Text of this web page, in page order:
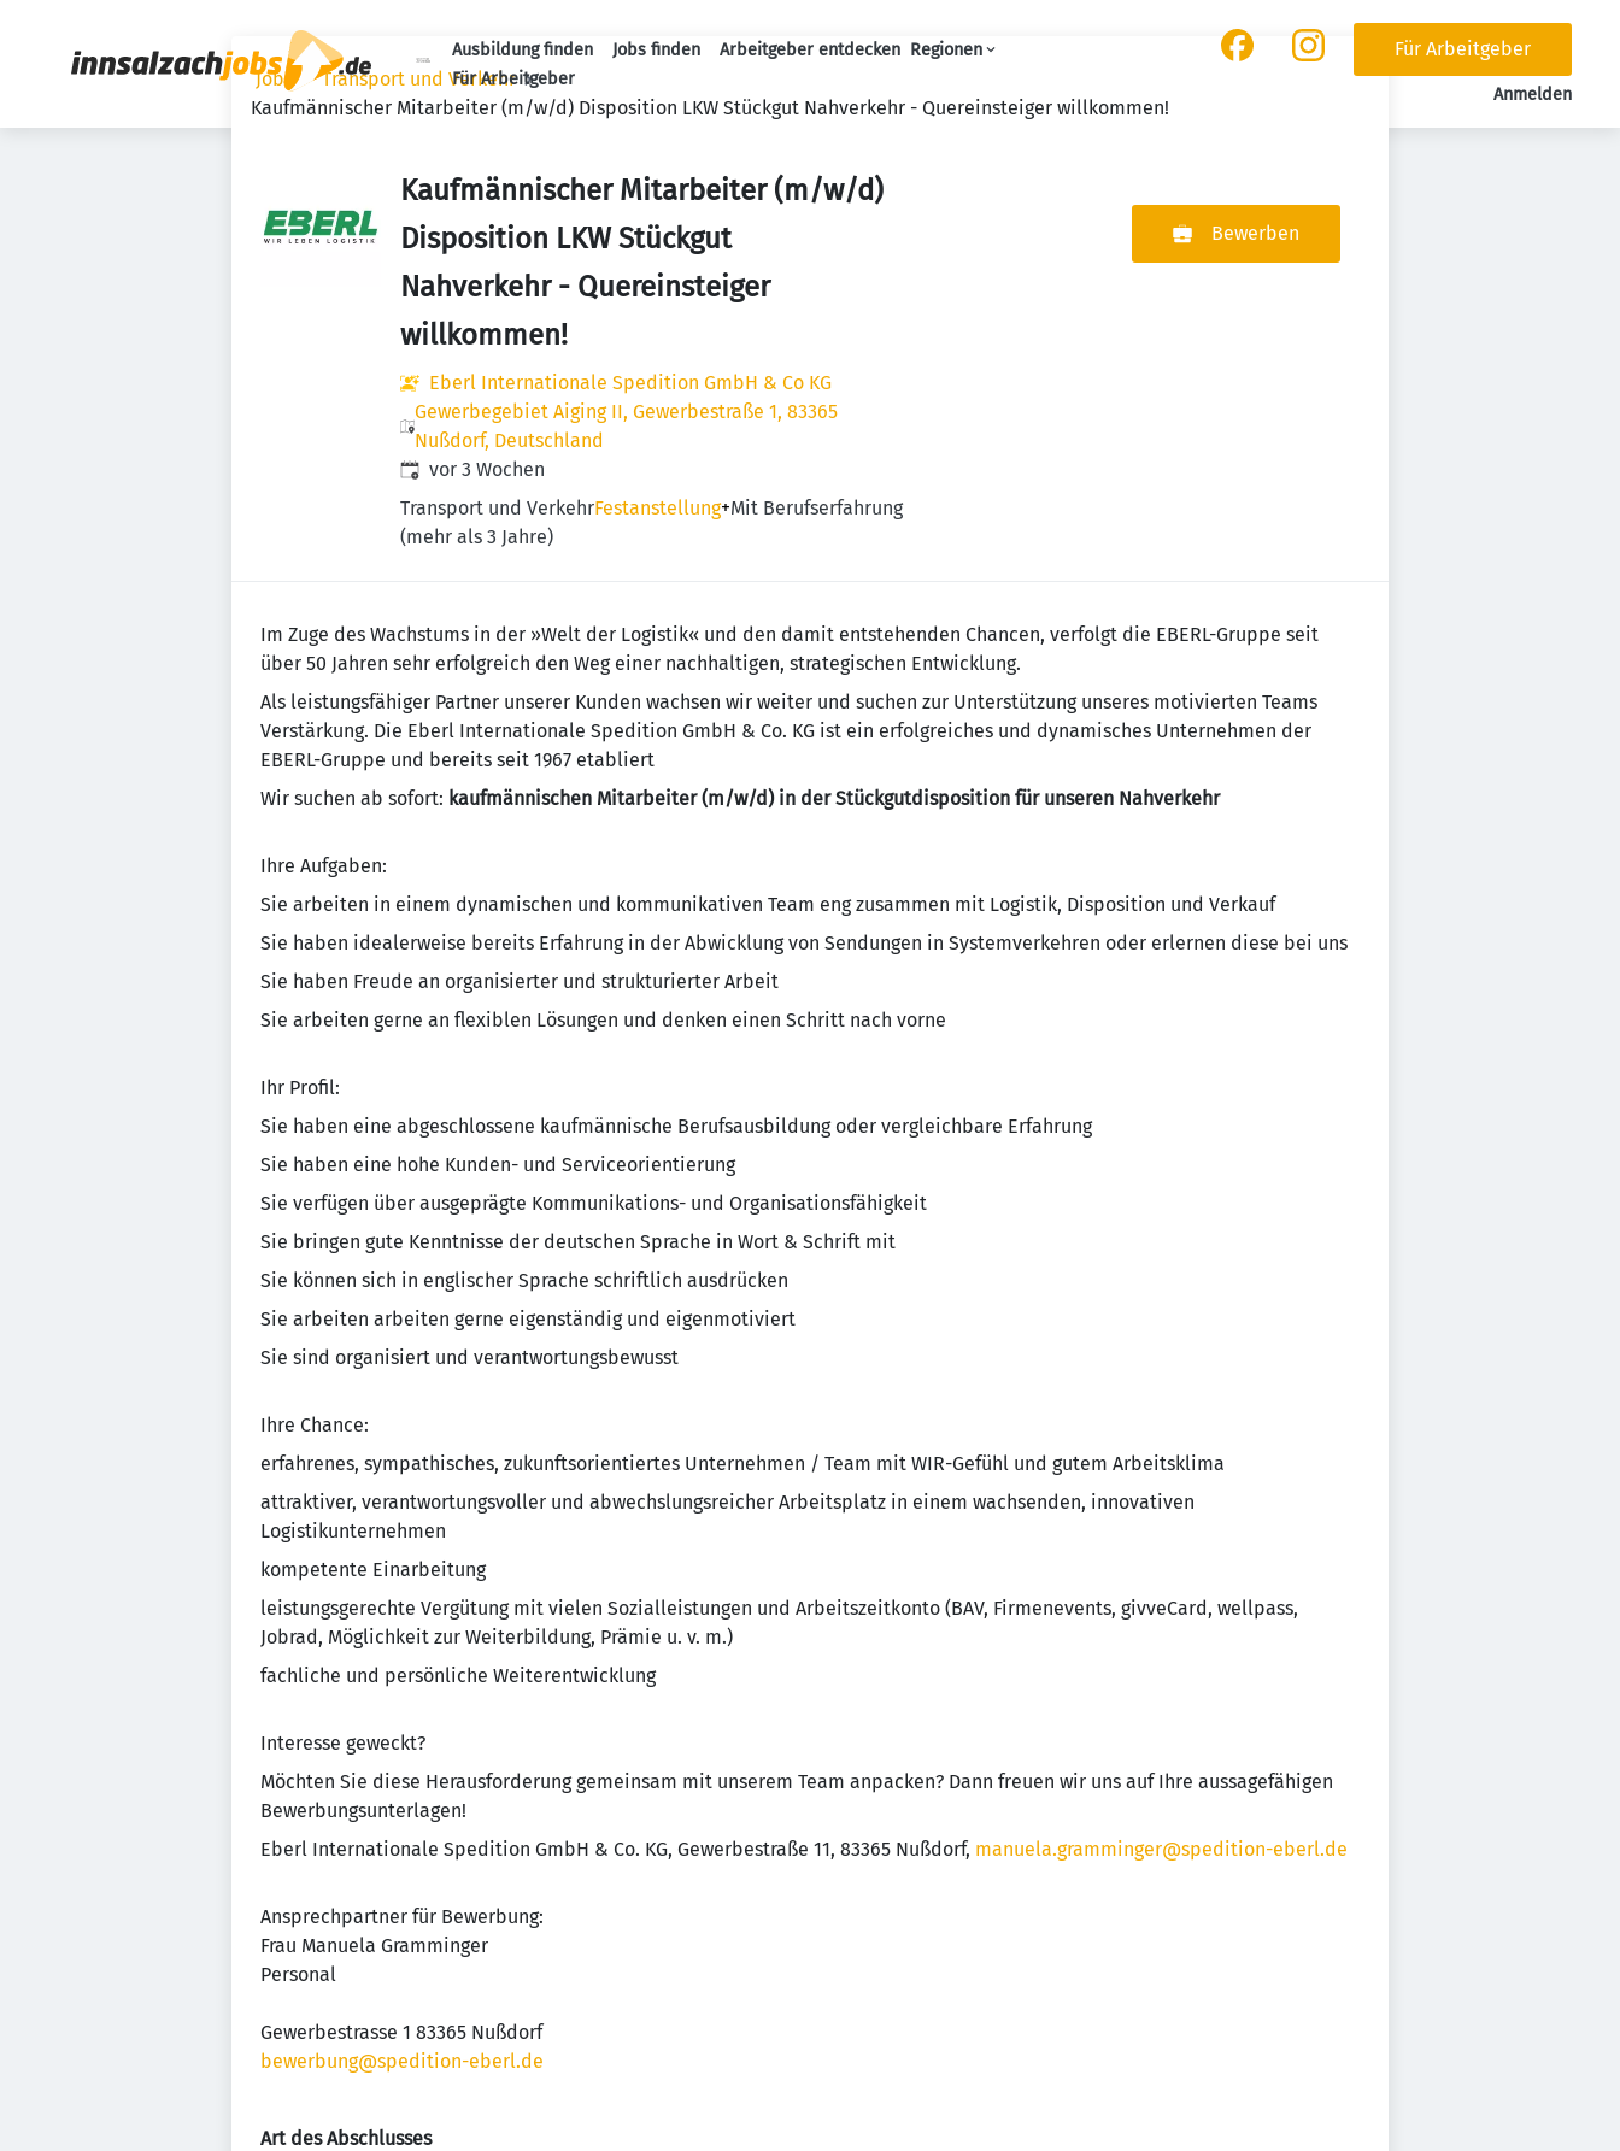
Ausbildung finden Jobs finden Arbeitgeber entdecken Regionen
Für Arbeitgeber
Für Arbeitgeber
Anmelden
Jobs
Transport und Verkehr
Kaufmännischer Mitarbeiter (m/w/d) Disposition LKW Stückgut Nahverkehr - Quereinsteiger willkommen!
Kaufmännischer Mitarbeiter (m/w/d)
Disposition LKW Stückgut
Nahverkehr - Quereinsteiger
willkommen!
Eberl Internationale Spedition GmbH & Co KG
Gewerbegebiet Aiging II, Gewerbestraße 1, 83365
Nußdorf, Deutschland
Veröffentlicht:
vor 3 Wochen
Transport und VerkehrFestanstellung+Mit Berufserfahrung
(mehr als 3 Jahre)
Bewerben
Im Zuge des Wachstums in der »Welt der Logistik« und den damit entstehenden Chancen, verfolgt die EBERL-Gruppe seit
über 50 Jahren sehr erfolgreich den Weg einer nachhaltigen, strategischen Entwicklung.
Als leistungsfähiger Partner unserer Kunden wachsen wir weiter und suchen zur Unterstützung unseres motivierten Teams
Verstärkung. Die Eberl Internationale Spedition GmbH & Co. KG ist ein erfolgreiches und dynamisches Unternehmen der
EBERL-Gruppe und bereits seit 1967 etabliert
Wir suchen ab sofort: kaufmännischen Mitarbeiter (m/w/d) in der Stückgutdisposition für unseren Nahverkehr
Ihre Aufgaben:
Sie arbeiten in einem dynamischen und kommunikativen Team eng zusammen mit Logistik, Disposition und Verkauf
Sie haben idealerweise bereits Erfahrung in der Abwicklung von Sendungen in Systemverkehren oder erlernen diese bei uns
Sie haben Freude an organisierter und strukturierter Arbeit
Sie arbeiten gerne an flexiblen Lösungen und denken einen Schritt nach vorne
Ihr Profil:
Sie haben eine abgeschlossene kaufmännische Berufsausbildung oder vergleichbare Erfahrung
Sie haben eine hohe Kunden- und Serviceorientierung
Sie verfügen über ausgeprägte Kommunikations- und Organisationsfähigkeit
Sie bringen gute Kenntnisse der deutschen Sprache in Wort & Schrift mit
Sie können sich in englischer Sprache schriftlich ausdrücken
Sie arbeiten arbeiten gerne eigenständig und eigenmotiviert
Sie sind organisiert und verantwortungsbewusst
Ihre Chance:
erfahrenes, sympathisches, zukunftsorientiertes Unternehmen / Team mit WIR-Gefühl und gutem Arbeitsklima
attraktiver, verantwortungsvoller und abwechslungsreicher Arbeitsplatz in einem wachsenden, innovativen
Logistikunternehmen
kompetente Einarbeitung
leistungsgerechte Vergütung mit vielen Sozialleistungen und Arbeitszeitkonto (BAV, Firmenevents, givveCard, wellpass,
Jobrad, Möglichkeit zur Weiterbildung, Prämie u. v. m.)
fachliche und persönliche Weiterentwicklung
Interesse geweckt?
Möchten Sie diese Herausforderung gemeinsam mit unserem Team anpacken? Dann freuen wir uns auf Ihre aussagefähigen
Bewerbungsunterlagen!
Eberl Internationale Spedition GmbH & Co. KG, Gewerbestraße 11, 83365 Nußdorf, manuela.gramminger@spedition-eberl.de
Ansprechpartner für Bewerbung:
Frau Manuela Gramminger
Personal
Gewerbestrasse 1 83365 Nußdorf
bewerbung@spedition-eberl.de
Art des Abschlusses